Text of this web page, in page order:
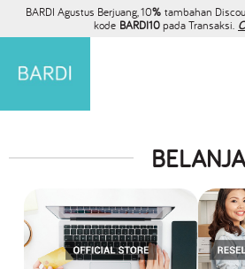
BARDI Agustus Berjuang, 10% tambahan
kode BARDI10pada Transaksi.
BELANJA